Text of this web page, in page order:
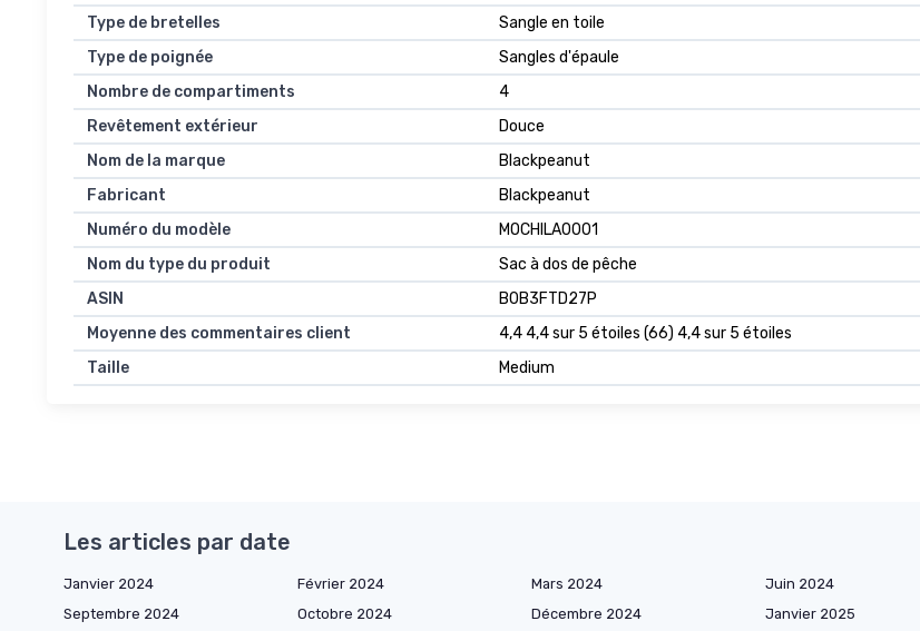
Type de bretelles
Sangle en toile
Type de poignée
Sangles d'épaule
Nombre de compartiments
4
Revêtement extérieur
Douce
Nom de la marque
Blackpeanut
Fabricant
Blackpeanut
Numéro du modèle
MOCHILA0001
Nom du type du produit
Sac à dos de pêche
ASIN
B0B3FTD27P
Moyenne des commentaires client
4,4 4,4 sur 5 étoiles (66) 4,4 sur 5 étoiles
Taille
Medium
Les articles par date
Janvier 2024 Février 2024 Mars 2024 Juin 2024
Septembre 2024
Octobre 2024 Décembre 2024 Janvier 2025